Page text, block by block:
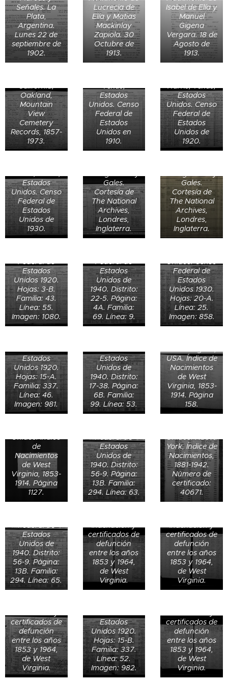
Señales. La
Plata,
Argentina.
Lunes 22 de
septiembre de
1902.
Lucrecia de
Elía y Matias
Mackinlay
Zapiola. 30
Octubre de
1913.
Isabel de Elía y
Manuel
Gigena
Vergara. 18 de
Agosto de
1913.
Andrew Bell
Forbes (78) en
California,
Estados
Unidos.
Enterrado el
10 de
Oakland,
Mountain
View
Cemetery
Records, 1857-
1973.
Bessie Forbes
de House, 32
años, en el
Estados
Unidos. Censo
Federal de
Estados
Unidos en
1910.
Bessie Forbes
de House, 42
años, en
Estados
Unidos. Censo
Federal de
Estados
Unidos de
1920.
Bessie Forbes
de House, 53
Estados
Unidos. Censo
Federal de
Estados
Unidos de
1930.
Brian Dudley
Brigg de 8
años en 1901
en el condado
de Hertford,
Harpenden
Urban,
Gales.
Cortesía de
The National
Archives,
Londres,
Inglaterra.
Brian Dudley
Brigg de 18
años el 2 de
abril de 1911 en
Lambeth,
Norwood,
Londres,
Gales.
Cortesía de
The National
Archives,
Londres,
Inglaterra.
May Mayme
de 35 años en
1920 en
Lincoln, West
Virginia,
Federal de
Estados
Unidos 1920.
Hojas: 3-B.
Familia: 43.
Línea: 55.
Imagen: 1080.
Spencer
Dorsey de 28
Unincorporated
North Route 3,
Griffithsville,
Duval
Magisterial D,
Lincoln, West
Virginia,
Federal de
Estados
Unidos de
1940. Distrito:
22-5. Página:
4A. Familia:
69. Línea: 9.
Frank A.
Forsey de 56
años en 1930
en Clay,
Harrison,
Unidos. Censo
Federal de
Estados
Unidos 1930.
Hojas: 20-A.
Línea: 25.
Imagen: 858.
Ella Dorsey de
41 años en
1920 en
Harrison,
West Virginia,
Estados
Unidos 1920.
Hojas: 15-A.
Familia: 337.
Línea: 46.
Imagen: 981.
años en 1940
en 100 South
Pike Street,
Shinnston,
Clay District,
Harrison,
West Virginia,
Estados
Unidos de
1940. Distrito:
17-38. Página:
6B. Familia:
99. Línea: 53.
Datos de
nacimiento de
Hilda Dorsey
el 18 de
febrero de
1909 en
USA. Índice de
Nacimientos
de West
Virginia, 1853-
1914. Página
158.
nacimiento de
William Kline
Conner el 7 de
marzo de
1906 en
Coketon,
Tucker, West
Unidos. Índice
de
Nacimientos
de West
Virginia, 1853-
1914. Página
1127.
William
Conner Jr. de
9 años en
1940 en
Gardiner,
Ulster, New
Federal de
Estados
Unidos de
1940. Distrito:
56-9. Página:
13B. Familia:
294. Línea: 63.
Datos de
nacimiento de
Karen E.
Dewitt el 1 de
junio de 1934
en Kingston,
Unidos. Nueva
York, Índice de
Nacimientos,
1881-1942.
Número de
certificado:
40671.
Dorothy J.
Conner de 1
año en 1940
en Gardiner,
Ulster, New
Federal de
Estados
Unidos de
1940. Distrito:
56-9. Página:
13B. Familia:
294. Línea: 65.
John William
Dorsey (48) el
27 de enero
de 1951 en
Clarksburg,
Harrison,
West Virginia,
Indexación y
certificados de
defunción
entre los años
1853 y 1964,
de West
Virginia.
Registro de
defunción de
George A.
Dorsey el 2 de
Harrison
County West
Virginia,
enterrado en
el Shinnston
Memorial
Cemetery,
Indexación y
certificados de
defunción
entre los años
1853 y 1964,
de West
Virginia.
Registro de
defunción de
George A.
Dorsey el 2 de
Harrison
County West
Virginia,
enterrado en
el Shinnston
Memorial
Cemetery,
certificados de
defunción
entre los años
1853 y 1964,
de West
Virginia.
Elizabeth
Dorsey de 3
años en
Harrison,
West Virginia,
Estados
Unidos 1920.
Hojas: 15-B.
Familia: 337.
Línea: 52.
Imagen: 982.
Bernard Huing
Dorsey el 11 de
agosto de
1936 en
Owings,
Harrison,
West Virginia,
certificados de
defunción
entre los años
1853 y 1964,
de West
Virginia.
Betty Laune
Dorsey el 16
de abril de
1926 en
Owings,
Harrison,
West Virginia,
Registro de
matrimonio de
Ermil R. Trapp
y Joyce L
Jaynes el 9 de
Donald Trapp
de 14 años en
Washington
Township,
Jackson,
Indiana,